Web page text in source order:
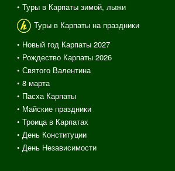
• Туры в Карпаты зимой, лыжи
Туры в Карпаты на праздники
• Новый год Карпаты 2027
• Рождество Карпаты 2026
• Святого Валентина
• 8 марта
• Пасха Карпаты
• Майские праздники
• Троица в Карпатах
• День Конституции
• День Независимости